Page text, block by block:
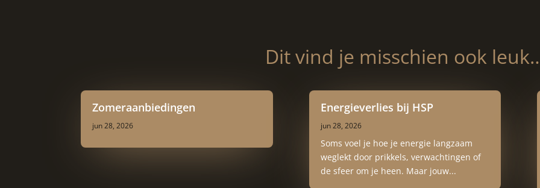
Dit vind je misschien ook
Zomeraanbiedingen
jun 28, 2026
Energieverlies bij HSP
jun 28, 2026
Soms voel je hoe je energie langzaam
weglekt door prikkels, verwachtingen of
de sfeer om je heen. Maar jouw...